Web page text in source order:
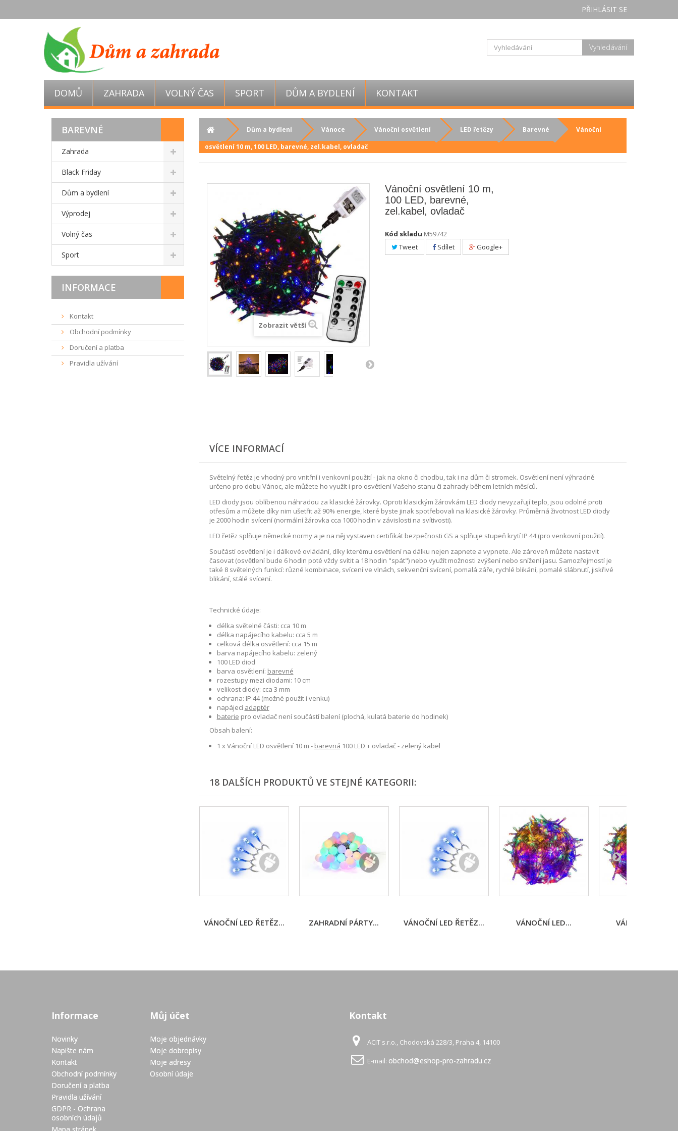
PŘIHLÁSIT SE
Vyhledávání
DOMŮ ZAHRADA VOLNÝ ČAS SPORT DŮM A BYDLENÍ KONTAKT
BAREVNÉ
Zahrada
Black Friday
Dům a bydlení
Výprodej
Volný čas
Sport
INFORMACE
Kontakt
Obchodní podmínky
Doručení a platba
Pravidla užívání
Dům a bydlení Vánoce Vánoční osvětlení LED řetězy Barevné
Vánoční
osvětlení 10 m, 100 LED, barevné, zel.kabel, ovladač
Zobrazit větší
Vánoční osvětlení 10 m,
100 LED, barevné,
zel.kabel, ovladač
Kód skladu M59742
Tweet
Sdílet Google+
VÍCE INFORMACÍ
Světelný řetěz je vhodný pro vnitřní i venkovní použití - jak na okno či chodbu, tak i na dům či stromek. Osvětlení není výhradně
určeno pro dobu Vánoc, ale můžete ho využít i pro osvětlení Vašeho stanu či zahrady během letních měsíců.
LED diody jsou oblíbenou náhradou za klasické žárovky. Oproti klasickým žárovkám LED diody nevyzařují teplo, jsou odolné proti
otřesům a můžete díky nim ušetřit až 90% energie, které byste jinak spotřebovali na klasické žárovky. Průměrná životnost LED diody
je 2000 hodin svícení (normální žárovka cca 1000 hodin v závislosti na svítivosti).
LED řetěz splňuje německé normy a je na něj vystaven certifikát bezpečnosti GS a splňuje stupeň krytí IP 44 (pro venkovní použití).
Součástí osvětlení je i dálkové ovládání, díky kterému osvětlení na dálku nejen zapnete a vypnete. Ale zároveň můžete nastavit
časovat (osvětlení bude 6 hodin poté vždy svítit a 18 hodin "spát") nebo využít možnosti zvýšení nebo snížení jasu. Samozřejmostí je
také 8 světelných funkcí: různé kombinace, svícení ve vlnách, sekvenční svícení, pomalá záře, rychlé blikání, pomalé slábnutí, jiskřivé
blikání, stálé svícení.
Technické údaje:
délka světelné části: cca 10 m
délka napájecího kabelu: cca 5 m
celková délka osvětlení: cca 15 m
barva napájecího kabelu: zelený
100 LED diod
barva osvětlení: barevné
rozestupy mezi diodami: 10 cm
velikost diody: cca 3 mm
ochrana: IP 44 (možné použít i venku)
napájecí adaptér
baterie pro ovladač není součástí balení (plochá, kulatá baterie do hodinek)
Obsah balení:
1 x Vánoční LED osvětlení 10 m - barevná 100 LED + ovladač - zelený kabel
18 DALŠÍCH PRODUKTŮ VE STEJNÉ KATEGORII:
VÁNOČNÍ LED ŘETĚZ... ZAHRADNÍ PÁRTY... VÁNOČNÍ LED ŘETĚZ... VÁNOČNÍ LED... VÁNOČNÍ LED...
Informace
Novinky
Napište nám
Kontakt
Obchodní podmínky
Doručení a platba
Pravidla užívání
GDPR - Ochrana
osobních údajů
Můj účet
Moje objednávky
Moje dobropisy
Moje adresy
Osobní údaje
Kontakt
ACIT s.r.o., Chodovská 228/3, Praha 4, 14100
E-mail: obchod@eshop-pro-zahradu.cz